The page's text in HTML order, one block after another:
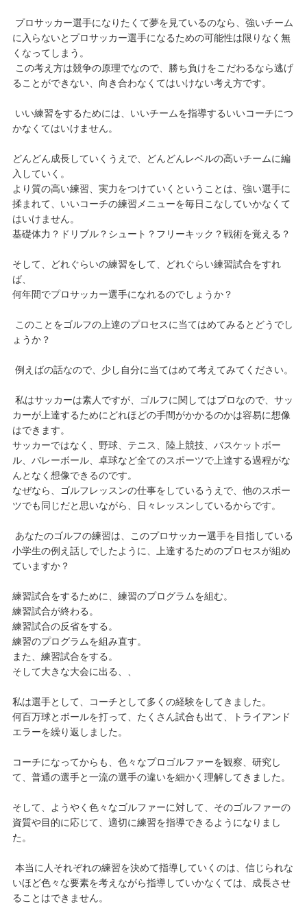
プロサッカー選手になりたくて夢を見ているのなら、強いチーム
に入らないとプロサッカー選手になるための可能性は限りなく無
くなってしまう。
この考え方は競争の原理でなので、勝ち負けをこだわるなら逃げ
ることができない、向き合わなくてはいけない考え方です。
いい練習をするためには、いいチームを指導するいいコーチにつ
かなくてはいけません。
どんどん成長していくうえで、どんどんレベルの高いチームに編
入していく。
より質の高い練習、実力をつけていくということは、強い選手に
揉まれて、いいコーチの練習メニューを毎日こなしていかなくて
はいけません。
基礎体力？ドリブル？シュート？フリーキック？戦術を覚える？
そして、どれぐらいの練習をして、どれぐらい練習試合をすれ
ば、
何年間でプロサッカー選手になれるのでしょうか？
このことをゴルフの上達のプロセスに当てはめてみるとどうでし
ょうか？
例えばの話なので、少し自分に当てはめて考えてみてください。
私はサッカーは素人ですが、ゴルフに関してはプロなので、サッ
カーが上達するためにどれほどの手間がかかるのかは容易に想像
はできます。
サッカーではなく、野球、テニス、陸上競技、バスケットボー
ル、バレーボール、卓球など全てのスポーツで上達する過程がな
んとなく想像できるのです。
なぜなら、ゴルフレッスンの仕事をしているうえで、他のスポー
ツでも同じだと思いながら、日々レッスンしているからです。
あなたのゴルフの練習は、このプロサッカー選手を目指している
小学生の例え話しでしたように、上達するためのプロセスが組め
ていますか？
練習試合をするために、練習のプログラムを組む。
練習試合が終わる。
練習試合の反省をする。
練習のプログラムを組み直す。
また、練習試合をする。
そして大きな大会に出る、、
私は選手として、コーチとして多くの経験をしてきました。
何百万球とボールを打って、たくさん試合も出て、トライアンド
エラーを繰り返しました。
コーチになってからも、色々なプロゴルファーを観察、研究し
て、普通の選手と一流の選手の違いを細かく理解してきました。
そして、ようやく色々なゴルファーに対して、そのゴルファーの
資質や目的に応じて、適切に練習を指導できるようになりまし
た。
本当に人それぞれの練習を決めて指導していくのは、信じられな
いほど色々な要素を考えながら指導していかなくては、成長させ
ることはできません。